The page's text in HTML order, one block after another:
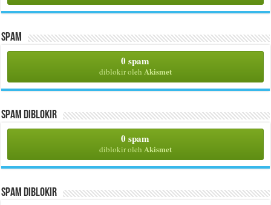
Spam
0 spam
diblokir oleh Akismet
Spam Diblokir
0 spam
diblokir oleh Akismet
Spam Diblokir